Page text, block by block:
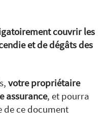
couvrir les
et de dégâts des
votre propriétaire
assurance, et pourra
de ce document